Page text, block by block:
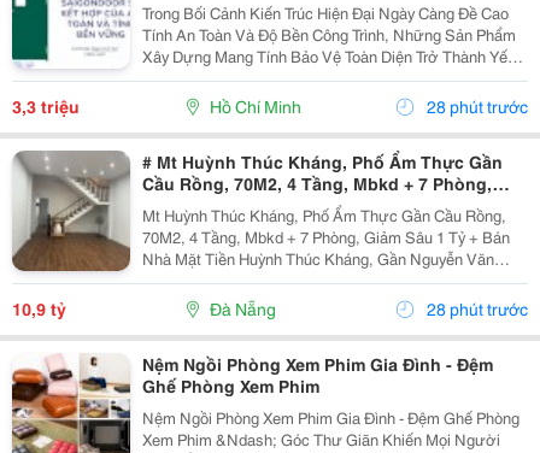
Trong Bối Cảnh Kiến Trúc Hiện Đại Ngày Càng Đề Cao
Tính An Toàn Và Độ Bền Công Trình, Những Sản Phẩm
Xây Dựng Mang Tính Bảo Vệ Toàn Diện Trở Thành Yếu
Tố Trọng Tâm Trong Nhiều Dự Án. Đặc Biệt, Khi Những
Nguy Cơ Cháy Nổ Trong Các Tòa Nhà Cao Tầng, Nhà...
3,3 triệu Hồ Chí Minh 28 phút trước
# Mt Huỳnh Thúc Kháng, Phố Ẩm Thực Gần
Cầu Rồng, 70M2, 4 Tầng, Mbkd + 7 Phòng,
Giảm Sâu 1 Tỷ
Mt Huỳnh Thúc Kháng, Phố Ẩm Thực Gần Cầu Rồng,
70M2, 4 Tầng, Mbkd + 7 Phòng, Giảm Sâu 1 Tỷ + Bán
Nhà Mặt Tiền Huỳnh Thúc Kháng, Gần Nguyễn Văn
Linh, Cầu Rồng, Phố Ẩm Thực Kinh Doanh Dịch Vụ Du
Lịch Nhộn Nhịp Ngày Đêm. + Dt 70M2, Ngang 4.2M, Nở
10,9 tỷ Đà Nẵng 28 phút trước
Nệm Ngồi Phòng Xem Phim Gia Đình - Đệm
Ghế Phòng Xem Phim
Nệm Ngồi Phòng Xem Phim Gia Đình - Đệm Ghế Phòng
Xem Phim &Ndash; Góc Thư Giãn Khiến Mọi Người